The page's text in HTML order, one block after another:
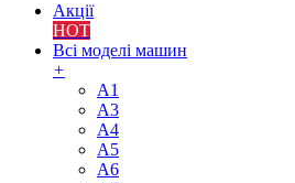
Акції
HOT
Всі моделі машин
+
A1
A3
A4
A5
A6